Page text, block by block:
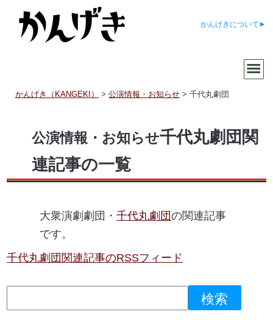
かんげきについて
かんげき（KANGEKI） >公演情報・お知らせ >千代丸劇団
公演情報・お知らせ千代丸劇団関
連記事の一覧
大衆演劇劇団・千代丸劇団の関連記事
です。
千代丸劇団関連記事のRSSフィード